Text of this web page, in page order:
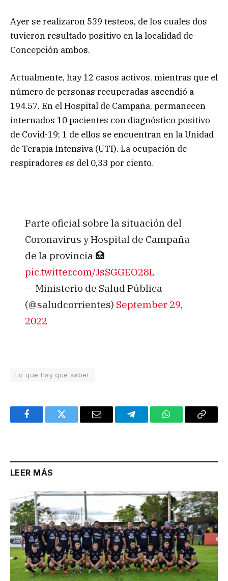
Ayer se realizaron 539 testeos, de los cuales dos
tuvieron resultado positivo en la localidad de
Concepción ambos.
Actualmente, hay 12 casos activos, mientras que el
número de personas recuperadas ascendió a
194.57. En el Hospital de Campaña, permanecen
internados 10 pacientes con diagnóstico positivo
de Covid-19; 1 de ellos se encuentran en la Unidad
de Terapia Intensiva (UTI). La ocupación de
respiradores es del 0,33 por ciento.
Parte oficial sobre la situación del
Coronavirus y Hospital de Campaña
de la provincia 🏥
pic.twitter.com/JsSGGEO28L
— Ministerio de Salud Pública
(@saludcorrientes) September 29,
2022
Lo que hay que saber
FacebookTwitter Email TelegramWhatsAppCopy
LEER MÁS